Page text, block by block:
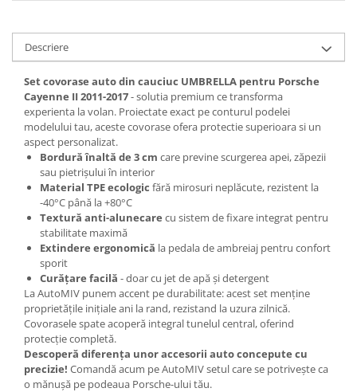
Descriere
Set covorase auto din cauciuc UMBRELLA pentru Porsche
Cayenne II 2011-2017- solutia premium ce transforma
experienta la volan. Proiectate exact pe conturul podelei
modelului tau, aceste covorase ofera protectie superioara si un
aspect personalizat.
Bordură înaltă de 3 cm care previne scurgerea apei, zăpezii
sau pietrișului în interior
Material TPE ecologic fără mirosuri neplăcute, rezistent la
-40°C până la +80°C
Textură anti-alunecare cu sistem de fixare integrat pentru
stabilitate maximă
Extindere ergonomică la pedala de ambreiaj pentru confort
sporit
Curățare facilă - doar cu jet de apă și detergent
La AutoMIV punem accent pe durabilitate: acest set menține
proprietățile inițiale ani la rand, rezistand la uzura zilnică.
Covorasele spate acoperă integral tunelul central, oferind
protecție completă.
Descoperă diferența unor accesorii auto concepute cu
precizie! Comandă acum pe AutoMIV setul care se potrivește ca
o mănușă pe podeaua Porsche-ului tău.